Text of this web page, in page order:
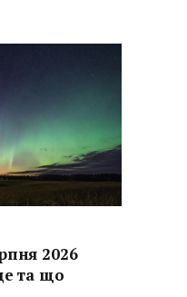
2026
та що